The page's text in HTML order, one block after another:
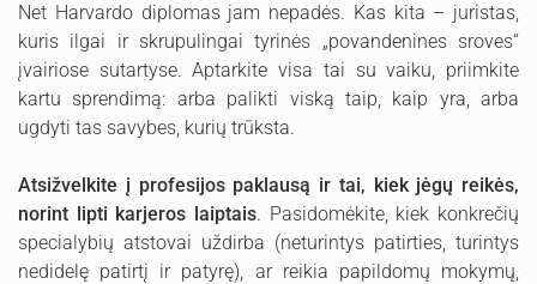
Net Harvardo diplomas jam nepadės. Kas kita – juristas,
kuris ilgai ir skrupulingai tyrinės „povandenines sroves“
įvairiose sutartyse. Aptarkite visa tai su vaiku, priimkite
kartu sprendimą: arba palikti viską taip, kaip yra, arba
ugdyti tas savybes, kurių trūksta.
Atsižvelkite į profesijos paklausą ir tai, kiek jėgų reikės,
norint lipti karjeros laiptais. Pasidomėkite, kiek konkrečių
specialybių atstovai uždirba (neturintys patirties, turintys
nedidelę patirtį ir patyrę), ar reikia papildomų mokymų,